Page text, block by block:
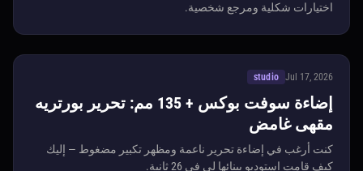
اختيارات شكلية ومرجع شخصية.
Jul 17, 2026
studio
إضاءة سوفت بوكس + 135 مم: تحرير بورتريه
مقهى غامض
كنت أرغب في إضاءة تحرير ناعمة ومظهر تكبير مضغوط — إليك
كيف قامت استوديو ببنائها لي في 26 ثانية.